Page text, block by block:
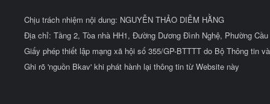
Chịu trách nhiệm nội dung: NGUYỄN THẢO DIỄM HẰNG
Địa chỉ: Tầng 2, Tòa nhà HH1, Đường Dương Đình Nghệ, Phường
Giấy phép thiết lập mạng xã hội số 355/GP-BTTTT do Bộ Thông tin
Ghi rõ 'nguồn Bkav' khi phát hành lại thông tin từ Website này